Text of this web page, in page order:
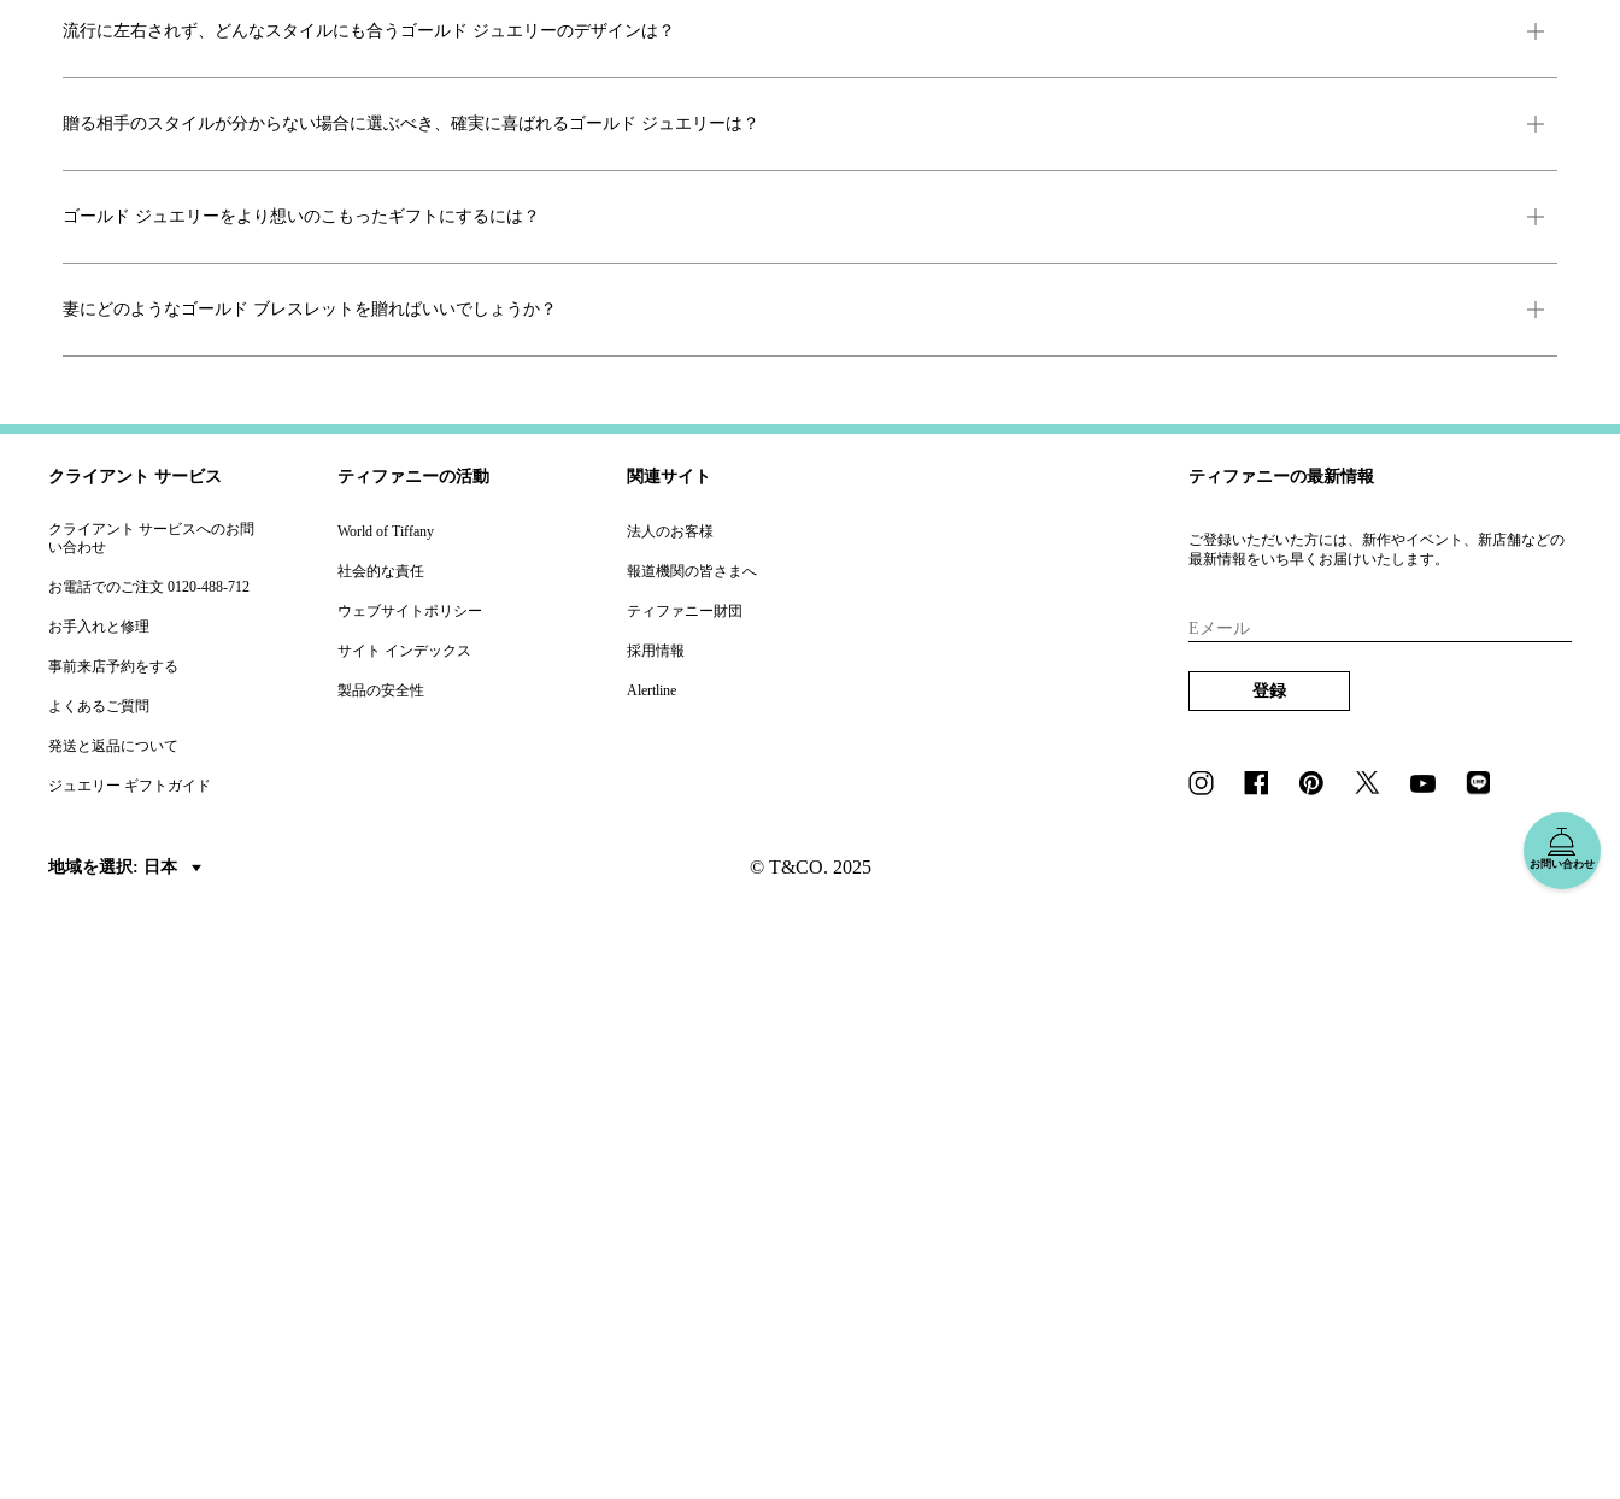
流行に左右されず、どんなスタイルにも合うゴールド ジュエリーのデザインは？
贈る相手のスタイルが分からない場合に選ぶべき、確実に喜ばれるゴールド ジュエリーは？
ゴールド ジュエリーをより想いのこもったギフトにするには？
妻にどのようなゴールド ブレスレットを贈ればいいでしょうか？
お問い合わせ
クライアント サービス
クライアント サービスへのお問
い合わせ
お電話でのご注文 0120-488-712
お手入れと修理
事前来店予約をする
よくあるご質問
発送と返品について
ジュエリー ギフトガイド
ティファニーの活動
World of Tiffany
社会的な責任
ウェブサイトポリシー
サイト インデックス
製品の安全性
関連サイト
法人のお客様
報道機関の皆さまへ
ティファニー財団
採用情報
Alertline
ティファニーの最新情報
ご登録いただいた方には、新作やイベント、新店舗などの
最新情報をいち早くお届けいたします。
Eメール
登録
地域を選択: 日本 © T&CO. 2025